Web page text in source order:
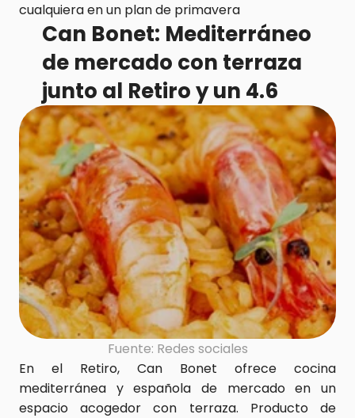
cualquiera en un plan de primavera
Can Bonet: Mediterráneo
de mercado con terraza
junto al Retiro y un 4.6
Fuente: Redes sociales
En el Retiro, Can Bonet ofrece cocina
mediterránea y española de mercado en un
espacio acogedor con terraza. Producto de